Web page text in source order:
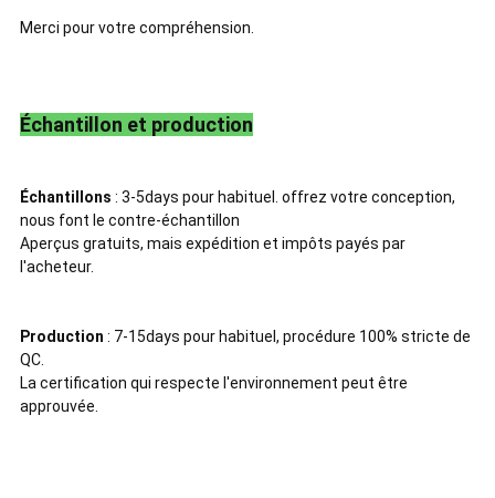
Merci pour votre compréhension.
Échantillon et production
Échantillons : 3-5days pour habituel. offrez votre conception,
nous font le contre-échantillon
Aperçus gratuits, mais expédition et impôts payés par
l'acheteur.
Production : 7-15days pour habituel, procédure 100% stricte de
QC.
La certification qui respecte l'environnement peut être
approuvée.